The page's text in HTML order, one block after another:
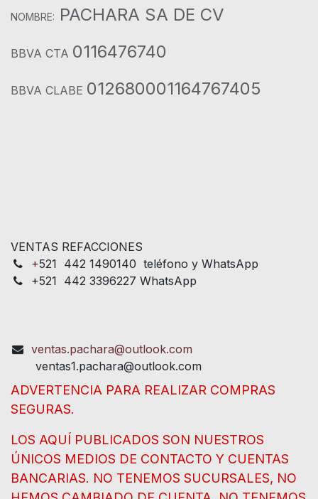
NOMBRE: PACHARA SA DE CV
BBVA CTA 0116476740
BBVA CLABE 012680001164767405
VENTAS REFACCIONES
+521 442 1490140 teléfono y WhatsApp
+521 442 3396227 WhatsApp
ventas.pachara@outlook.com
ventas1.pachara@outlook.com
ADVERTENCIA PARA REALIZAR COMPRAS
SEGURAS.
LOS AQUÍ PUBLICADOS SON NUESTROS
ÚNICOS MEDIOS DE CONTACTO Y CUENTAS
BANCARIAS. NO TENEMOS SUCURSALES, NO